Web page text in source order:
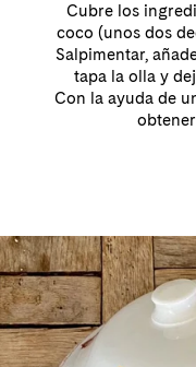
Cubre los
coco (unos dos
Salpimentar,
tapa la olla y
Con la ayuda de